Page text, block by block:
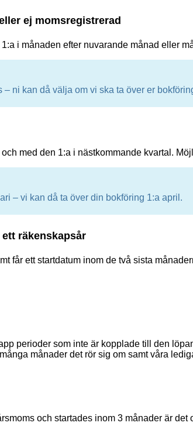
ej momsregistrerad
i månaden efter nuvarande månad eller
– ni kan då välja om vi ska ta över er
med den 1:a i nästkommande kvartal.
– vi kan då ta över din bokföring 1:a april.
räkenskapsår
får ett startdatum inom de två sista
perioder som inte är kopplade till den
månader det rör sig om samt våra
och startades inom 3 månader är